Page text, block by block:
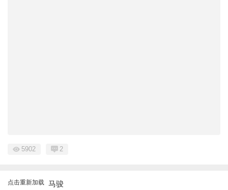
5902 2
点击重新加载 马骏